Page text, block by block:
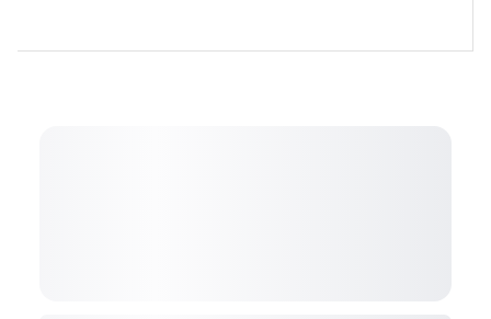
xuất tại Pháp, C173 mang đến sự tin cậy với bảo